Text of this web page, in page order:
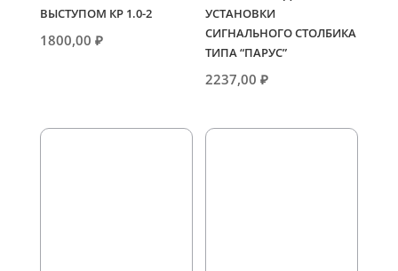
ВЫСТУПОМ КР 1.0-2
1800,00 ₽
УСТАНОВКИ
СИГНАЛЬНОГО СТОЛБИКА
ТИПА “ПАРУС”
2237,00₽